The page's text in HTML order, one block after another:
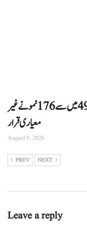
تیل، گھی اور دودھ کے معیار کی جانچ، 491 میں سے 176 نمونے غیر
معیاری قرار
August 8, 2026
PREV NEXT
Leave a reply